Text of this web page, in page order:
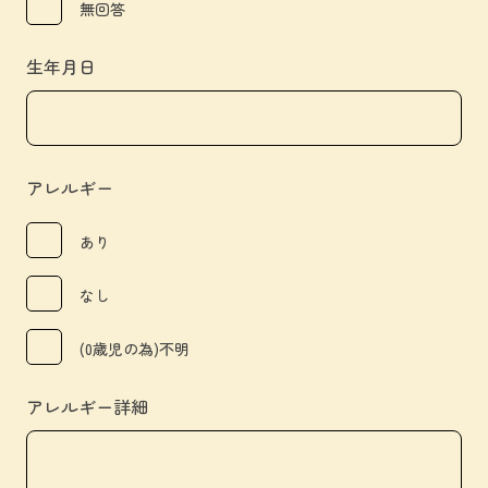
無回答
生年月日
アレルギー
あり
なし
(0歳児の為)不明
アレルギー詳細